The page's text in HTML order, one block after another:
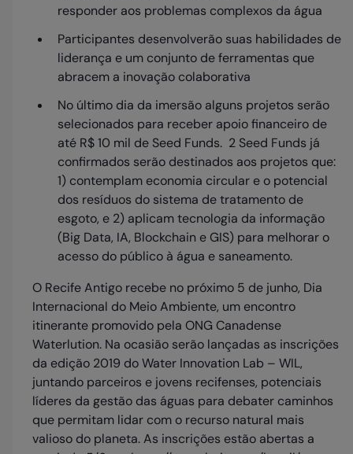
responder aos problemas complexos da água
Participantes desenvolverão suas habilidades de
liderança e um conjunto de ferramentas que
abracem a inovação colaborativa
No último dia da imersão alguns projetos serão
selecionados para receber apoio financeiro de
até R$ 10 mil de Seed Funds. 2 Seed Funds já
confirmados serão destinados aos projetos que:
1) contemplam economia circular e o potencial
dos resíduos do sistema de tratamento de
esgoto, e 2) aplicam tecnologia da informação
(Big Data, IA, Blockchain e GIS) para melhorar o
acesso do público à água e saneamento.
O Recife Antigo recebe no próximo 5 de junho, Dia
Internacional do Meio Ambiente, um encontro
itinerante promovido pela ONG Canadense
Waterlution. Na ocasião serão lançadas as inscrições
da edição 2019 do Water Innovation Lab – WIL,
juntando parceiros e jovens recifenses, potenciais
líderes da gestão das águas para debater caminhos
que permitam lidar com o recurso natural mais
valioso do planeta. As inscrições estão abertas a